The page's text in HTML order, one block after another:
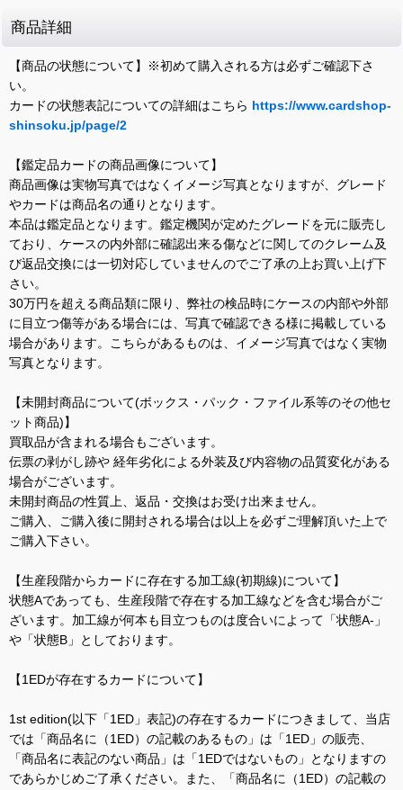
商品詳細
【商品の状態について】※初めて購入される方は必ずご確認下さ
い。
カードの状態表記についての詳細はこちら https://www.cardshop-
shinsoku.jp/page/2
【鑑定品カードの商品画像について】
商品画像は実物写真ではなくイメージ写真となりますが、グレード
やカードは商品名の通りとなります。
本品は鑑定品となります。鑑定機関が定めたグレードを元に販売し
ており、ケースの内外部に確認出来る傷などに関してのクレーム及
び返品交換には一切対応していませんのでご了承の上お買い上げ下
さい。
30万円を超える商品類に限り、弊社の検品時にケースの内部や外部
に目立つ傷等がある場合には、写真で確認できる様に掲載している
場合があります。こちらがあるものは、イメージ写真ではなく実物
写真となります。
【未開封商品について(ボックス・パック・ファイル系等のその他セ
ット商品)】
買取品が含まれる場合もございます。
伝票の剥がし跡や 経年劣化による外装及び内容物の品質変化がある
場合がございます。
未開封商品の性質上、返品・交換はお受け出来ません。
ご購入、ご購入後に開封される場合は以上を必ずご理解頂いた上で
ご購入下さい。
【生産段階からカードに存在する加工線(初期線)について】
状態Aであっても、生産段階で存在する加工線などを含む場合がご
ざいます。加工線が何本も目立つものは度合いによって「状態A-」
や「状態B」としております。
【1EDが存在するカードについて】
1st edition(以下「1ED」表記)の存在するカードにつきまして、当店
では「商品名に（1ED）の記載のあるもの」は「1ED」の販売、
「商品名に表記のない商品」は「1EDではないもの」となりますの
であらかじめご了承ください。また、「商品名に（1ED）の記載の